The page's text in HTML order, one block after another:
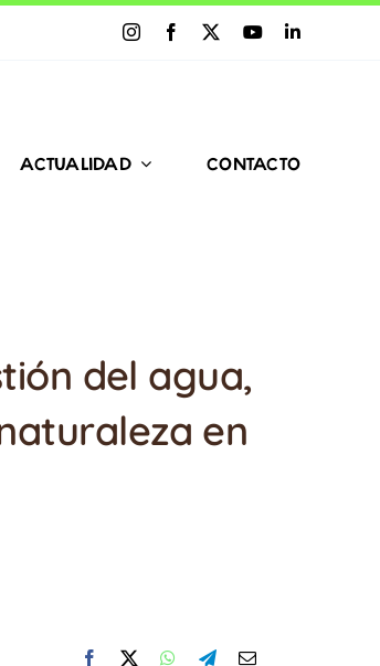
resilientes al cambio climático y los incendios
ACTUALIDAD CONTACTO
del agua,
en